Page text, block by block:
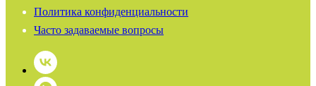
Политика конфиденциальности
Часто задаваемые вопросы